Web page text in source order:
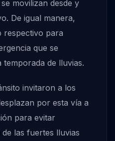
movilizan desde y
De igual manera,
respectivo para
que se
de lluvias.
invitaron a los
por esta vía a
para evitar
las fuertes lluvias